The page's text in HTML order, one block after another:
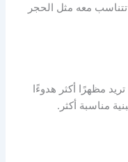
معه مثل الحجر
مظهرًا أكثر هدوءًا
مناسبة أكثر.